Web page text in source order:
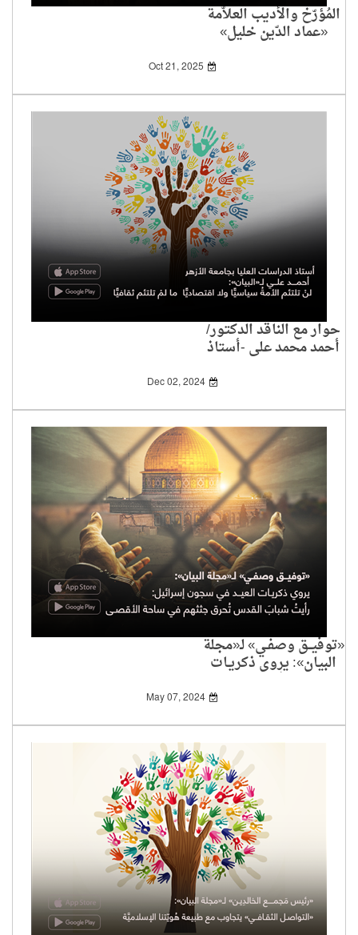
المُؤرّخ والأديب العلاَّمة
«عماد الدّين خليل»
لـ«البيان»: «القصص
Oct 21, 2025
حوار مع الناقد الدكتور/
أحمد محمد علي -أستاذ
البلاغة والنقد بكلية
الدراسات العليا بجامعة Dec 02, 2024
«توفيــق وصفـي» لـ«مجلة
البيان»: يروي ذكريـات
العيــد في سجون
May 07, 2024